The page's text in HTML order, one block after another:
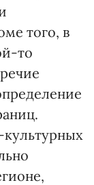
того, в
то